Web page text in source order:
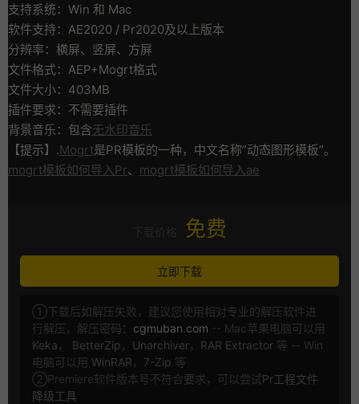
支持系统：Win 和 Mac
软件支持：AE2020 / Pr2020及以上版本
分辨率：横屏、竖屏、方屏
文件格式：AEP+Mogrt格式
文件大小：403MB
插件要求：不需要插件
背景音乐：包含无水印音乐
【提示】.Mogrt是PR模板的一种，中文名称”动态图形模板”。
mogrt模板如何导入Pr、 mogrt模板如何导入ae
免费
立即下载
①下载后如解压失败，建议您使用相对专业的解压软件进
行解压，解压密码： cgmuban.com -- Mac苹果电脑可以用
Keka ， BetterZip ， Unarchiver， RAR Extractor 等 -- Win
电脑可以用 WinRAR ， 7-Zip 等
②Premiere软件版本号不符合要求，可以尝试Pr工程文件
降级工具